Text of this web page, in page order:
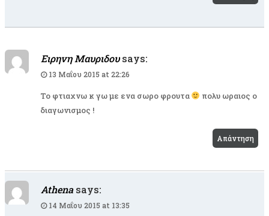
Ειρηνη Μαυριδου says:
13 Μαΐου 2015 at 22:26
To φτιαχνω κ γω με ενα σωρο φρουτα
πολυ ωραιος ο
διαγωνισμος !
Απάντηση
Athena says:
14 Μαΐου 2015 at 13:35